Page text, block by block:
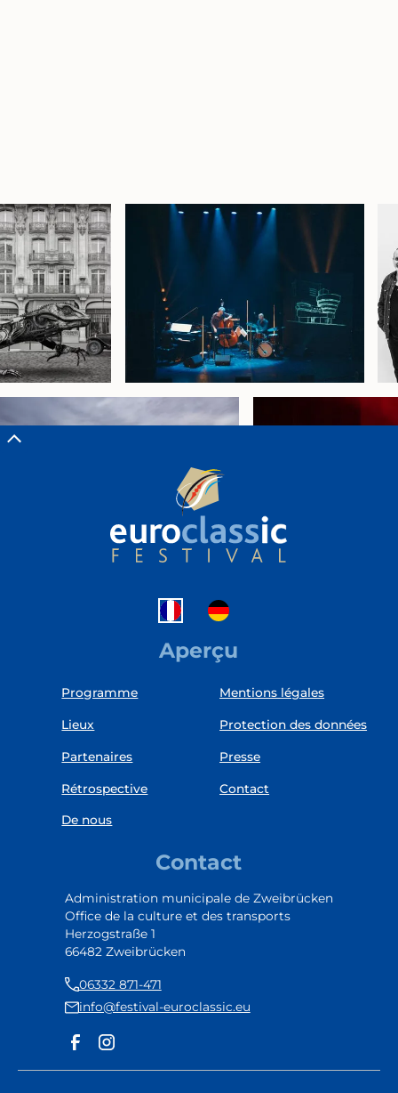
Aperçu
Contact
Programme
Lieux
Partenaires
Rétrospective
De nous
Mentions légales
Protection des données
Presse
Contact
Administration municipale de Zweibrücken
Office de la culture et des transports
Herzogstraße 1
66482 Zweibrücken
06332 871-471
info@festival-euroclassic.eu